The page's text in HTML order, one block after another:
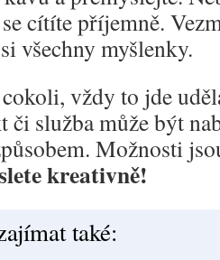
cítíte příjemně.
všechny myšlenky.
vždy to jde
služba může být
Možnosti
kreativně!
také: